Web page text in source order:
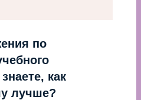
по
как
лучше?